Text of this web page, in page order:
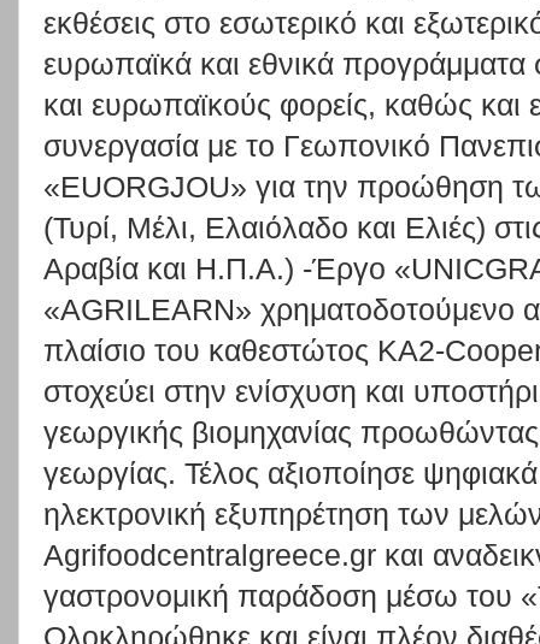
εκθέσεις στο εσωτερικό και
ευρωπαϊκά και εθνικά προγράμματα
και ευρωπαϊκούς φορείς, καθώς και
συνεργασία με το Γεωπονικό
«EUORGJOU» για την προώθηση
(Τυρί, Μέλι, Ελαιόλαδο και Ελιές)
Αραβία και Η.Π.Α.) -Έργο
«AGRILEARN» χρηματοδοτούμενο
πλαίσιο του καθεστώτος KA2-
στοχεύει στην ενίσχυση και
γεωργικής βιομηχανίας
γεωργίας. Τέλος αξιοποίησε
ηλεκτρονική εξυπηρέτηση των
Agrifoodcentralgreece.gr και
γαστρονομική παράδοση μέσω του
Ολοκληρώθηκε και είναι πλέον